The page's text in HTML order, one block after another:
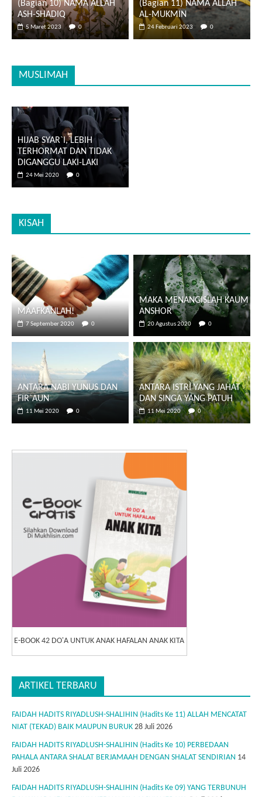
(Bagian 10) NAMA ALLAH
ASH-SHADIQ
5 Maret 2023 0
(Bagian 11) NAMA ALLAH
AL-MUKMIN
24 Februari 2023 0
MUSLIMAH
HIJAB SYAR`I, LEBIH
TERHORMAT DAN TIDAK
DIGANGGU LAKI-LAKI
24 Mei 2020 0
KISAH
MAAFKANLAH!
7 September 2020 0
MAKA MENANGISLAH KAUM
ANSHOR
20 Agustus 2020 0
ANTARA NABI YUNUS DAN
FIR`AUN
11 Mei 2020 0
ANTARA ISTRI YANG JAHAT
DAN SINGA YANG PATUH
11 Mei 2020 0
E-BOOK 42 DO'A UNTUK ANAK HAFALAN ANAK KITA
ARTIKEL TERBARU
FAIDAH HADITS RIYADLUSH-SHALIHIN (Hadits Ke 11) ALLAH MENCATAT
NIAT (TEKAD) BAIK MAUPUN BURUK 28 Juli 2026
FAIDAH HADITS RIYADLUSH-SHALIHIN (Hadits Ke 10) PERBEDAAN
PAHALA ANTARA SHALAT BERJAMAAH DENGAN SHALAT SENDIRIAN 14
Juli 2026
FAIDAH HADITS RIYADLUSH-SHALIHIN (Hadits Ke 09) YANG TERBUNUH